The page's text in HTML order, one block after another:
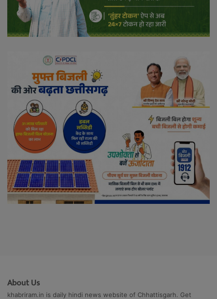
About Us
khabriram.in is daily hindi news website of Chhattisgarh. Get